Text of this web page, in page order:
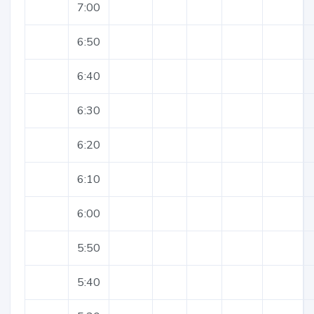
7:00
6:50
6:40
6:30
6:20
6:10
6:00
5:50
5:40